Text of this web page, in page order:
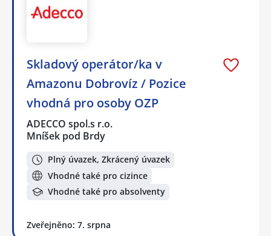
Skladový operátor/ka v
Amazonu Dobrovíz / Pozice
vhodná pro osoby OZP
ADECCO spol.s r.o.
Mníšek pod Brdy
Plný úvazek, Zkrácený úvazek
Vhodné také pro cizince
Vhodné také pro absolventy
Zveřejněno: 7. srpna